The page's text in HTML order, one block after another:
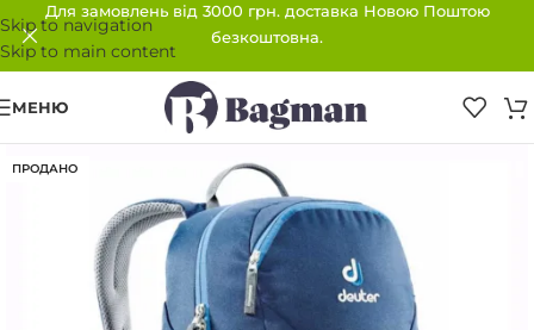
Skip to navigation
Skip to main content
Для замовлень від 3000 грн. доставка Новою Поштою
безкоштовна.
МЕНЮ
ПРОДАНО